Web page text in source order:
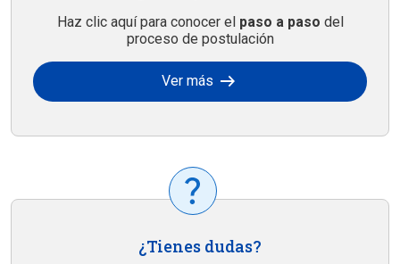
Haz clic aquí para conocer el paso a paso del
proceso de postulación
Ver más arrow_right_alt
¿Tienes dudas?